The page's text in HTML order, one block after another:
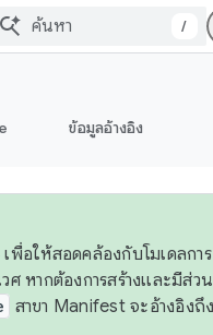
/
ข้อมูลอ้างอิง
พื่อให้สอดคล้องกับโมเดลการ
หากต้องการสร้างและมีส่วน
สาขา Manifest จะอ้างอิงถึง